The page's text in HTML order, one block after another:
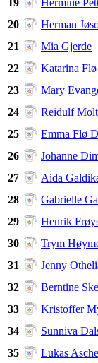
20
Herman
21
Mia Gjerde
22
Katarina Flø
23
Mary
24
Reidulf
25
Emma Flø
26
Johanne
27
Aida
28
Gabrielle
29
Henrik
30
Trym
31
Jenny
32
Berntine
33
Kristoffer
34
Sunniva
35
Lukas